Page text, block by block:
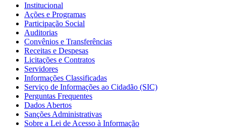
Institucional
Ações e Programas
Participação Social
Auditorias
Convênios e Transferências
Receitas e Despesas
Licitações e Contratos
Servidores
Informações Classificadas
Serviço de Informações ao Cidadão (SIC)
Perguntas Frequentes
Dados Abertos
Sanções Administrativas
Sobre a Lei de Acesso à Informação